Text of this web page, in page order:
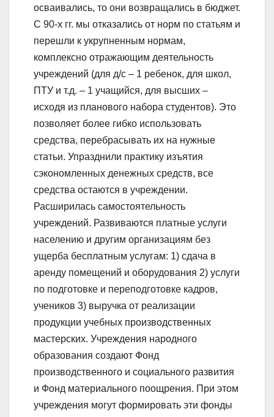
осваивались, то они возвращались в бюджет.
С 90-х гг. мы отказались от норм по статьям и
перешли к укрупненным нормам,
комплексно отражающим деятельность
учреждений (для д/с – 1 ребенок, для школ,
ПТУ и т.д. – 1 учащийся, для высших –
исходя из планового набора студентов). Это
позволяет более гибко использовать
средства, перебрасывать их на нужные
статьи. Упразднили практику изъятия
сэкономленных денежных средств, все
средства остаются в учреждении.
Расширилась самостоятельность
учреждений. Развиваются платные услуги
населению и другим организациям без
ущерба бесплатным услугам: 1) сдача в
аренду помещений и оборудования 2) услуги
по подготовке и переподготовке кадров,
учеников 3) выручка от реализации
продукции учебных производственных
мастерских. Учреждения народного
образования создают Фонд
производственного и социального развития
и Фонд материального поощрения. При этом
учреждения могут формировать эти фонды